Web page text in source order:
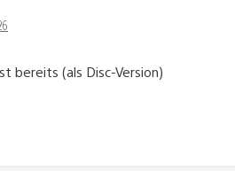
bereits (als Disc-Version)